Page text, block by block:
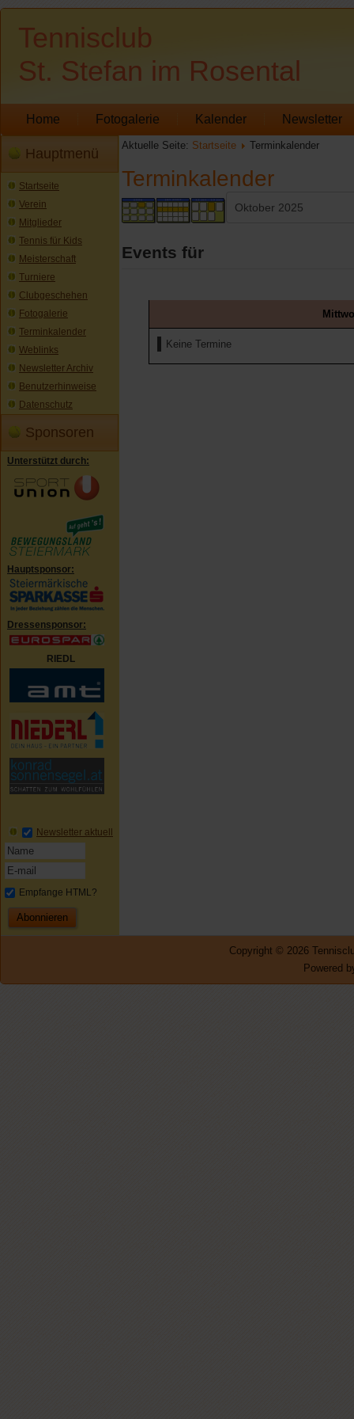
Tennisclub
St. Stefan im Rosental
Home Fotogalerie Kalender Newsletter
Hauptmenü
Startseite
Verein
Mitglieder
Tennis für Kids
Meisterschaft
Turniere
Clubgeschehen
Fotogalerie
Terminkalender
Weblinks
Newsletter Archiv
Benutzerhinweise
Datenschutz
Sponsoren
Unterstützt durch:
Hauptsponsor:
Dressensponsor:
RIEDL
Newsletter aktuell
Empfange HTML?
Aktuelle Seite: Startseite Terminkalender
Terminkalender
Events für
Keine Termine
Copyright © 2026
Powered